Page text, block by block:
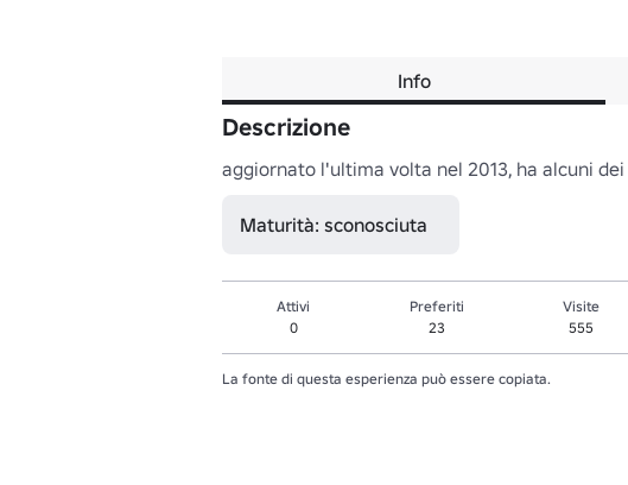
Info
Descrizione
aggiornato l'ultima volta nel 2013, ha alcuni
Maturità: sconosciuta
Attivi
0
Preferiti
23
Visite
555
La fonte di questa esperienza può essere copiata.